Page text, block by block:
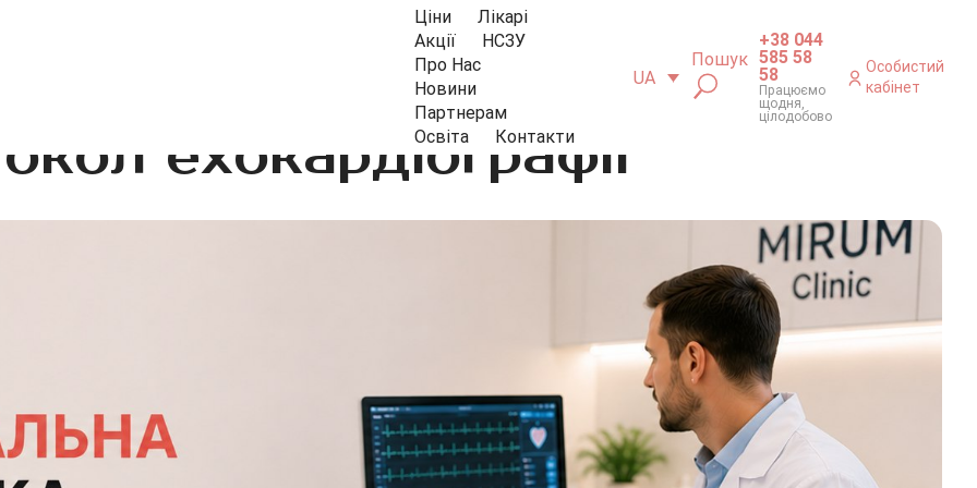
Ціни
Лікарі
Акції
НСЗУ
Про Нас
Новини
Партнерам
Освіта
Контакти
UA
Пошук
+38 044
585 58
58
Працюємо
щодня,
цілодобово
Особистий
кабінет
ехокардіографії